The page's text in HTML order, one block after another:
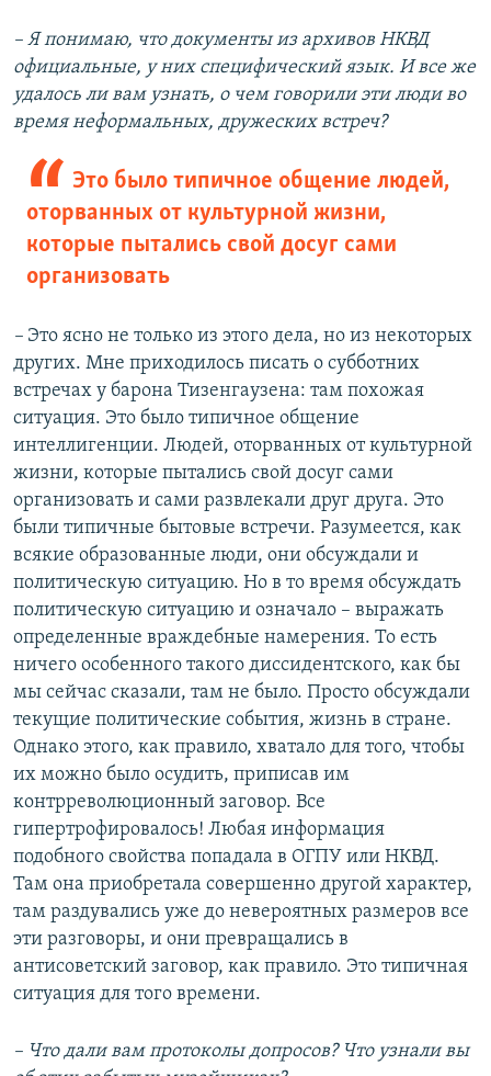
– Я понимаю, что документы из архивов НКВД
официальные, у них специфический язык. И все же
удалось ли вам узнать, о чем говорили эти люди во
время неформальных, дружеских встреч?
Это было типичное общение людей,
оторванных от культурной жизни,
которые пытались свой досуг сами
организовать
– Это ясно не только из этого дела, но из некоторых
других. Мне приходилось писать о субботних
встречах у барона Тизенгаузена: там похожая
ситуация. Это было типичное общение
интеллигенции. Людей, оторванных от культурной
жизни, которые пытались свой досуг сами
организовать и сами развлекали друг друга. Это
были типичные бытовые встречи. Разумеется, как
всякие образованные люди, они обсуждали и
политическую ситуацию. Но в то время обсуждать
политическую ситуацию и означало – выражать
определенные враждебные намерения. То есть
ничего особенного такого диссидентского, как бы
мы сейчас сказали, там не было. Просто обсуждали
текущие политические события, жизнь в стране.
Однако этого, как правило, хватало для того, чтобы
их можно было осудить, приписав им
контрреволюционный заговор. Все
гипертрофировалось! Любая информация
подобного свойства попадала в ОГПУ или НКВД.
Там она приобретала совершенно другой характер,
там раздувались уже до невероятных размеров все
эти разговоры, и они превращались в
антисоветский заговор, как правило. Это типичная
ситуация для того времени.
– Что дали вам протоколы допросов? Что узнали вы